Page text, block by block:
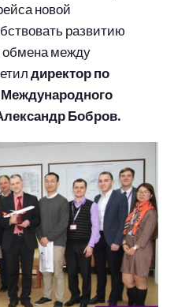
новой
развитию
обмена между
директор по
Бобров.